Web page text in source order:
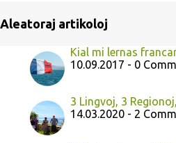
Aleatoraj artikoloj
Kial mi lernas
10.09.2017 - 0
3 Lingvoj, 3
14.03.2020 - 2